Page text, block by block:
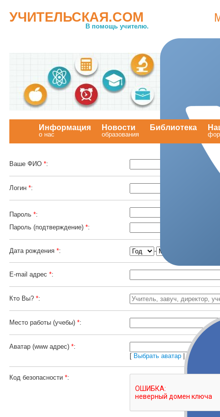
УЧИТЕЛЬСКАЯ.COM
В помощь учителю.
Информация
о нас
Новости
образования
Библиотека
Ваше ФИО *:
Логин *:
Пароль *:
Пароль (подтверждение) *:
Дата рождения *: -
E-mail адрес *:
Кто Вы? *:
Место работы (учебы) *:
Аватар (www адрес) *:
[ Выбрать аватар | Загрузить
Код безопасности *: